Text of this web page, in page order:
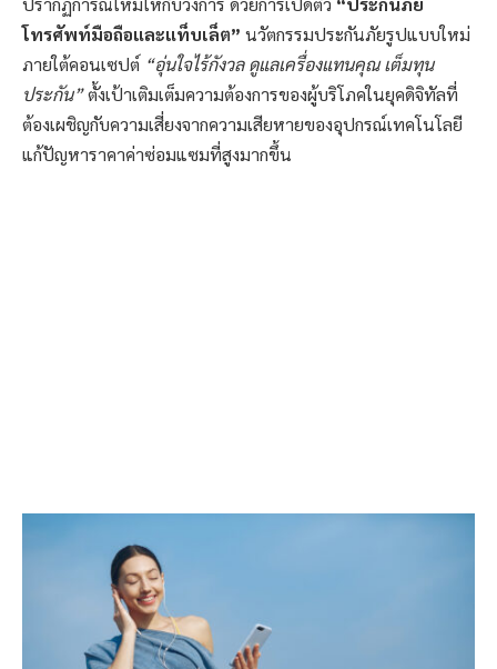
โทรศัพท์มือถือและแท็บเล็ต” นวัตกรรมประกันภัยรูปแบบใหม่
ภายใต้คอนเซปต์ “อุ่นใจไร้กังวล ดูแลเครื่องแทนคุณ เต็มทุน
ประกัน”ตั้งเป้าเติมเต็มความต้องการของผู้บริโภคในยุคดิจิทัลที่
ต้องเผชิญกับความเสี่ยงจากความเสียหายของอุปกรณ์เทคโนโลยี
แก้ปัญหาราคาค่าซ่อมแซมที่สูงมากขึ้น